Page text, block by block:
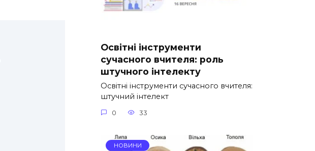
Освітні інструменти
сучасного вчителя: роль
штучного інтелекту
Освітні інструменти сучасного вчителя:
штучний інтелект
0 33
НОВИНИ